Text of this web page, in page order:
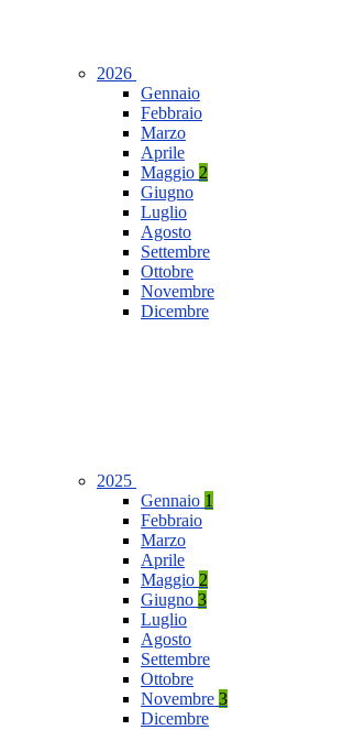
2026
Gennaio
Febbraio
Marzo
Aprile
Maggio 2
Giugno
Luglio
Agosto
Settembre
Ottobre
Novembre
Dicembre
2025
Gennaio 1
Febbraio
Marzo
Aprile
Maggio 2
Giugno 3
Luglio
Agosto
Settembre
Ottobre
Novembre 3
Dicembre